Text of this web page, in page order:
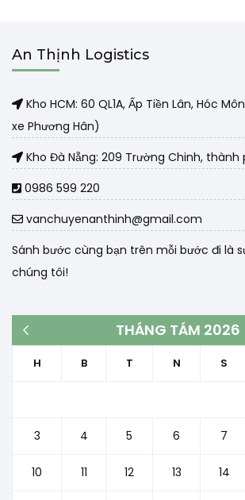
An Thịnh Logistics
Kho HCM: 60 QL1A, Ấp Tiền Lân, Hóc
xe Phương Hân)
Kho Đà Nẵng: 209 Trường Chinh, thành
0986 599 220
vanchuyenanthinh@gmail.com
Sánh bước cùng bạn trên mỗi bước đi là
chúng tôi!
THÁNG TÁM 2026
H B T N S
3 4 5 6 7
10 11 12 13 14